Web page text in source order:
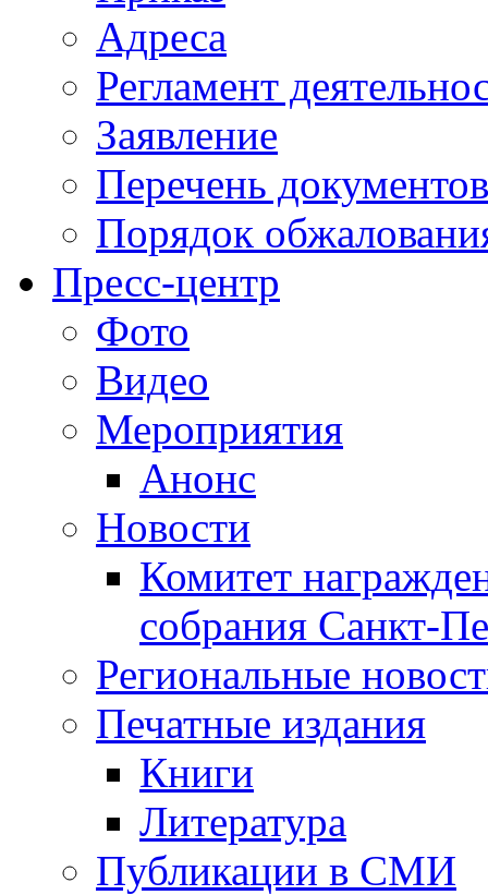
Адреса
Регламент
Заявление
Перечень документов
Порядок
Пресс-центр
Фото
Видео
Мероприятия
Анонс
Новости
Комитет
собрания Санкт-
Региональные
Печатные издания
Книги
Литература
Публикации в СМИ